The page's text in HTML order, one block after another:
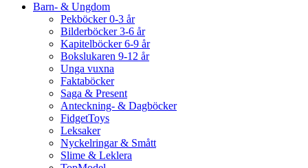
Barn- & Ungdom
Pekböcker 0-3 år
Bilderböcker 3-6 år
Kapitelböcker 6-9 år
Bokslukaren 9-12 år
Unga vuxna
Faktaböcker
Saga & Present
Anteckning- & Dagböcker
FidgetToys
Leksaker
Nyckelringar & Smått
Slime & Leklera